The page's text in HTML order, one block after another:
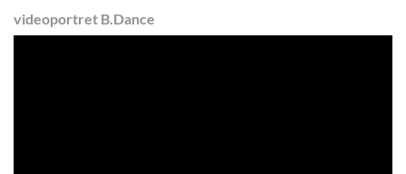
videoportret B.Dance